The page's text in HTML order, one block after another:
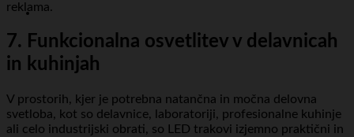
reklama.
7. Funkcionalna osvetlitev v delavnicah
in kuhinjah
V prostorih, kjer je potrebna natančna in močna delovna
svetloba, kot so delavnice, laboratoriji, profesionalne kuhinje
ali celo industrijski obrati, so LED trakovi izjemno praktični in